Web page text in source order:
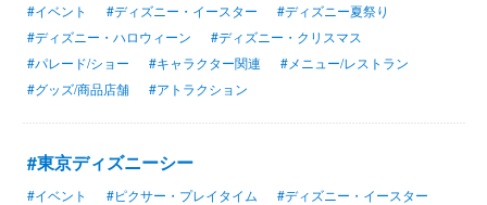
#イベント #ディズニー・イースター
#ディズニー夏祭り
#ディズニー・ハロウィーン
#ディズニー・クリスマス
#パレード/ショー
#キャラクター関連
#メニュー/レストラン
#グッズ/商品店舗
#アトラクション
#東京ディズニーシー
#イベント #ピクサー・プレイタイム
#ディズニー・イースター